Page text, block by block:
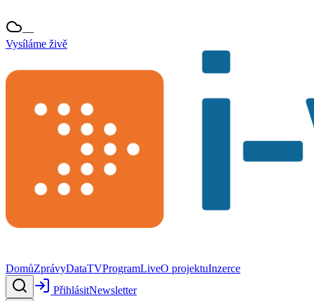
—
Vysíláme živě
DomůZprávyDataTVProgramLiveO projektuInzerce
PřihlásitNewsletter